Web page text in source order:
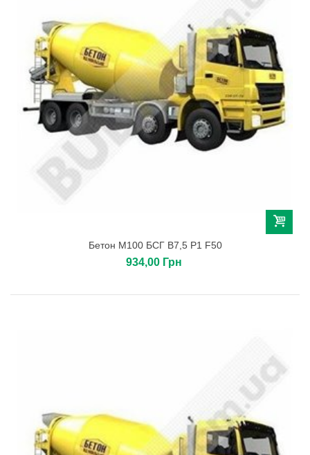
Бетон М100 БСГ В7,5 Р1 F50
934,00 Грн